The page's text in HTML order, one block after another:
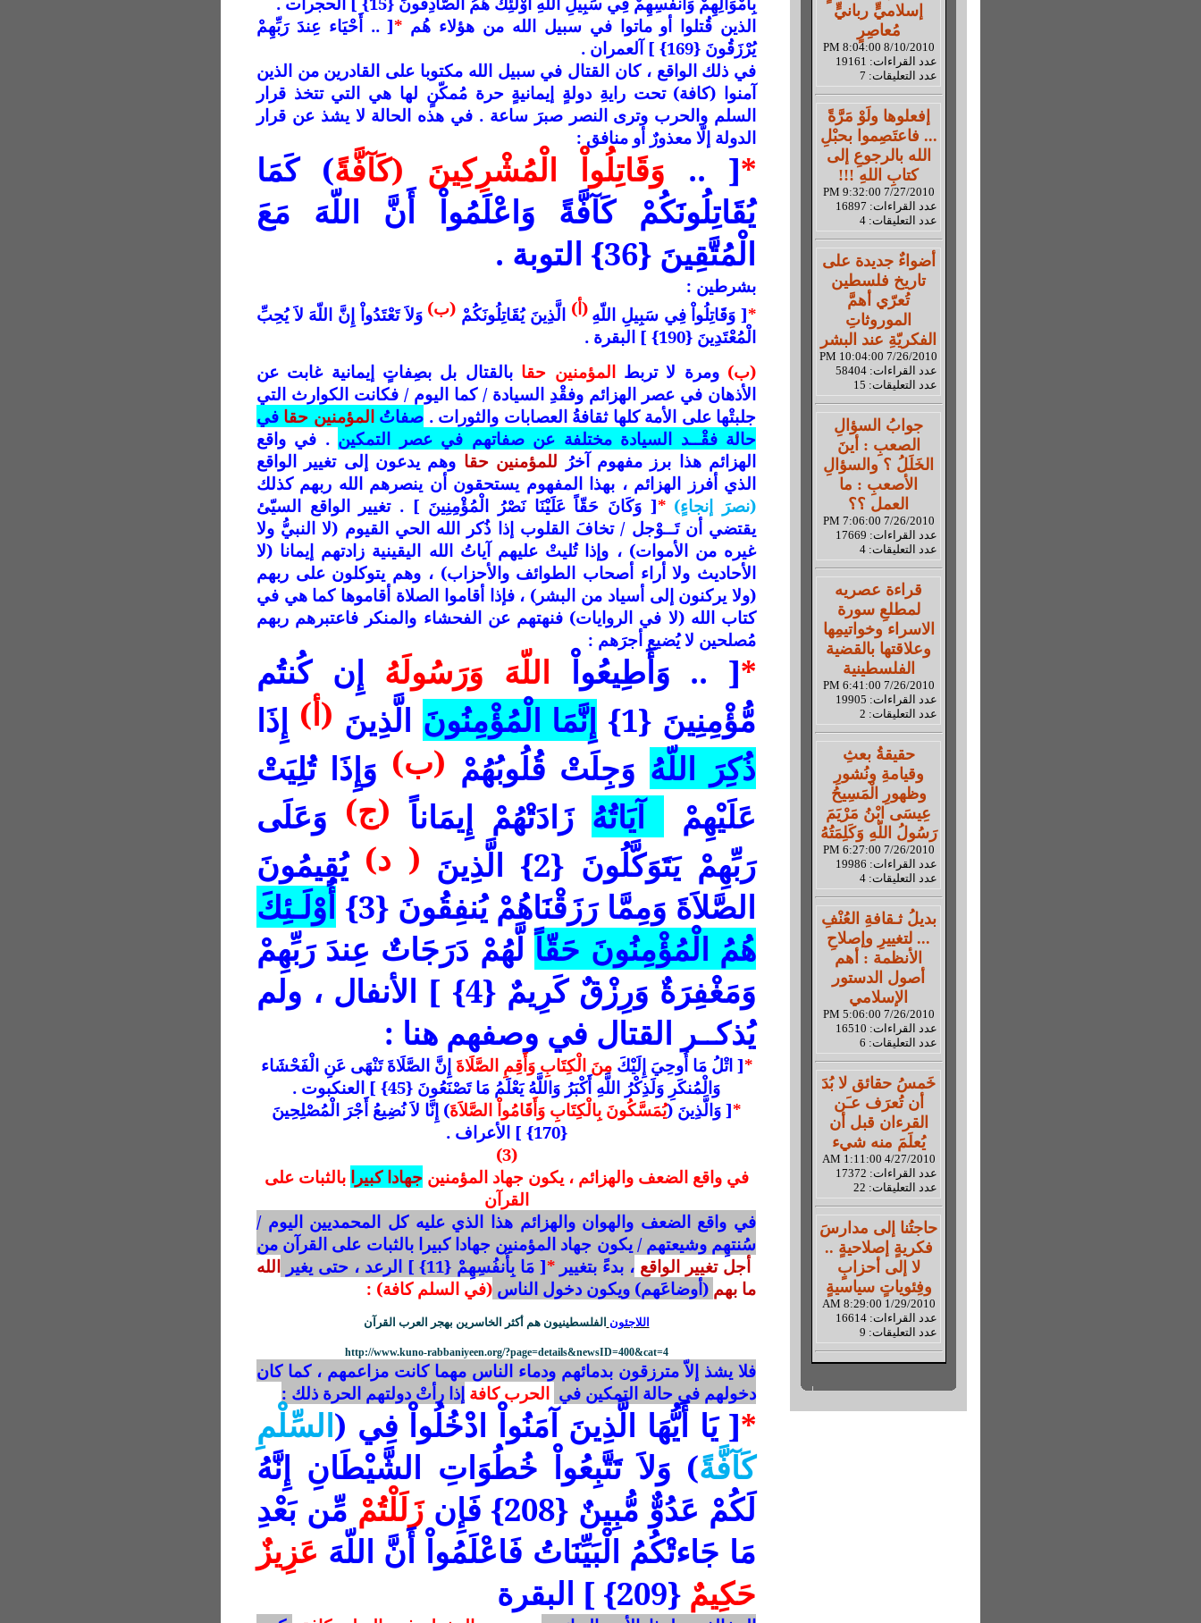
إسلاميٍّ ربانيٍّ
مُعاصِرٍ
8/10/2010 8:04:00 PM
عدد القراءات: 19161
عدد التعليقات: 7
إفعلوها ولَوْ مَرَّةً
... فاعتَصِموا بحبْلِ
الله بالرجوعِ إلى
كتابِ اللهِ !!!
7/27/2010 9:32:00 PM
عدد القراءات: 16897
عدد التعليقات: 4
أضواءٌ جديدة على
تاريخ فلسطين
تُعرّي أهمَّ
الموروثاتِ
الفكريّةِ عند البشر
7/26/2010 10:04:00 PM
عدد القراءات: 58404
عدد التعليقات: 15
جوابُ السؤالِ
الصعبِ : أينَ
الخَلَلُ ؟ والسؤالِ
الأصعبِ : ما
العمل ؟؟
7/26/2010 7:06:00 PM
عدد القراءات: 17669
عدد التعليقات: 4
قراءة عصريه
لمطلعِ سورة
الاسراء وخواتيمِها
وعلاقتها بالقضية
الفلسطينية
7/26/2010 6:41:00 PM
عدد القراءات: 19905
عدد التعليقات: 2
حقيقةُ بعثِ
وقيامةِ ونُشورِ
وظهورِ الْمَسِيحُ
عِيسَى ابْنُ مَرْيَمَ
رَسُولُ اللّهِ وَكَلِمَتُهُ
7/26/2010 6:27:00 PM
عدد القراءات: 19986
عدد التعليقات: 4
بديلُ ثـقافةِ العُنْفِ
... لتغييرِ وإصلاحِ
الأنظمة : أهم
أصول الدستور
الإسلامي
7/26/2010 5:06:00 PM
عدد القراءات: 16510
عدد التعليقات: 6
خَمسُ حقائق لا بُدَ
أن تُعرَف عـَن
القرءان قبل أن
يُعلَمَ منه شيء
4/27/2010 1:11:00 AM
عدد القراءات: 17372
عدد التعليقات: 22
حاجتُنا إلى مدارسَ
فكريةٍ إصلاحيةٍ ..
لا إلى أحزابٍ
وفِئوياتٍ سياسيةٍ
1/29/2010 8:29:00 AM
عدد القراءات: 16614
عدد التعليقات: 9
الذين قُتلوا أو ماتوا في سبيل الله من هؤلاء هُم *[ .. أَحْيَاء عِندَ رَبِّهِمْ
يُرْزَقُونَ {169} ] آلعمران .
في ذلك الواقع ، كان القتال في سبيل الله مكتوبا على القادرين من الذين
آمنوا (كافة) تحت رايةِ دولةٍ إيمانيةٍ حرة مُمكّنٍ لها هي التي تتخذ قرار
السلم والحرب وترى النصر صبرَ ساعة . في هذه الحالة لا يشذ عن قرار
الدولة إلّا معذورٌ أو منافق :
*
[ .. وَقَاتِلُواْ الْمُشْرِكِينَ (كَآفَّةً) كَمَا
يُقَاتِلُونَكُمْ كَآفَّةً وَاعْلَمُواْ أَنَّ اللّهَ مَعَ
الْمُتَّقِينَ {36} التوبة .
بشرطين :
*[ وَقَاتِلُواْ فِي سَبِيلِ اللّهِ (أ) الَّذِينَ يُقَاتِلُونَكُمْ (ب) وَلاَ تَعْتَدُواْ إِنَّ اللّهَ لاَ يُحِبِّ
الْمُعْتَدِينَ {190} ] البقرة .
(ب)ومرة لا تربطالمؤمنين حقا بالقتال بل بصِفاتٍ إيمانية غابت عن
الأذهان في عصر الهزائم وفقْدِ السيادة / كما اليوم / فكانت الكوارث التي
جلبتْها على الأمة كلها ثقافةُ العصابات والثورات . صفاتُالمؤمنين حقا في
حالة فقْــد السيادة مختلفة عن صفاتهم في عصر التمكين . في واقع
الهزائم هذا برز مفهوم آخرُ للمؤمنين حقا وهم يدعون إلى تغيير الواقع
الذي أفرز الهزائم ، بهذا المفهوم يستحقون أن ينصرهم الله ربهم كذلك
(نصرَ إنجاءٍ) *[ وَكَانَ حَقّاً عَلَيْنَا نَصْرُ الْمُؤْمِنِينَ ] . تغيير الواقع السيّئ
يقتضي أن تَــوْجل / تخافَ القلوب إذا ذُكر الله الحي القيوم (لا النبيُّ ولا
غيره من الأموات) ، وإذا تُليتْ عليهم آياتُ الله اليقينية زادتهم إيمانا (لا
الأحاديث ولا أراء أصحاب الطوائف والأحزاب) ، وهم يتوكلون على ربهم
(ولا يركنون إلى أسياد من البشر) ، فإذا أقاموا الصلاة أقاموها كما هي في
كتاب الله (لا في الروايات) فنهتهم عن الفحشاء والمنكر فاعتبرهم ربهم
مُصلحين لا يُضيع أجرَهم :
*[ .. وَأَطِيعُواْ اللّهَ وَرَسُولَهُ إِن كُنتُم
مُّؤْمِنِينَ {1}
إِنَّمَا الْمُؤْمِنُونَ الَّذِينَ (أ) إِذَا
ذُكِرَ اللّهُ وَجِلَتْ قُلُوبُهُمْ (ب) وَإِذَا تُلِيَتْ
عَلَيْهِمْ
آيَاتُهُ زَادَتْهُمْ إِيمَاناً (ج) وَعَلَى
رَبِّهِمْ يَتَوَكَّلُونَ {2} الَّذِينَ
( د) يُقِيمُونَ
الصَّلاَةَ وَمِمَّا رَزَقْنَاهُمْ يُنفِقُونَ {3}
أُوْلَـئِكَ
هُمُ الْمُؤْمِنُونَ حَقّاًلَّهُمْ دَرَجَاتٌ عِندَ رَبِّهِمْ
وَمَغْفِرَةٌ وَرِزْقٌ كَرِيمٌ {4} ] الأنفال ، ولم
يُذكــر القتال في وصفهم هنا :
*[ اتْلُ مَا أُوحِيَ إِلَيْكَمِنَ الْكِتَابِ وَأَقِمِ الصَّلَاةَ إِنَّ الصَّلَاةَ تَنْهَى عَنِ الْفَحْشَاء
وَالْمُنكَرِ وَلَذِكْرُ اللَّهِ أَكْبَرُ وَاللَّهُ يَعْلَمُ مَا تَصْنَعُونَ {45} ] العنكبوت .
*[ وَالَّذِينَ (يُمَسَّكُونَ بِالْكِتَابِ وَأَقَامُواْ الصَّلاَةَ) إِنَّا لاَ نُضِيعُ أَجْرَ الْمُصْلِحِينَ
{170} ] الأعراف .
(3)
في واقع الضعف والهزائم ، يكون جهاد المؤمنينجهادا كبيرا بالثبات على
القرآن
في واقع الضعف والهوان والهزائم هذا الذي عليه كل المحمديين اليوم /
سُنتهِم وشيعتهم / يكون جهاد المؤمنين جهادا كبيرا بالثبات على القرآن من
أجل تغيير الواقع ، بدءً بتغيير*[ مَا بِأَنفُسِهِمْ {11} ] الرعد ، حتى يغير
الله
ما بهم (أوضاعَهم) ويكون دخول الناس (في السلم كافة) :
اللاجئون الفلسطينيون هم أكثر الخاسرين بهجر العرب القرآن
http://www.kuno-rabbaniyeen.org/?page=details&newsID=400&cat=4
فلا يشذ إلاّ مترزقون بدمائهم ودماء الناس مهما كانت مزاعمهم ، كما كان
دخولهم في حالة التمكين في الحرب كافة إذا رأتْ دولتهم الحرة ذلك :
*[ يَا أَيُّهَا الَّذِينَ آمَنُواْ ادْخُلُواْ فِي (السِّلْمِ
كَآفَّةً) وَلاَ تَتَّبِعُواْ خُطُوَاتِ الشَّيْطَانِ إِنَّهُ
لَكُمْ عَدُوٌّ مُّبِينٌ {208} فَإِن
زَلَلْتُمْ مِّن بَعْدِ
مَا جَاءتْكُمُ الْبَيِّنَاتُ فَاعْلَمُواْ أَنَّ اللّهَ عَزِيزٌ
حَكِيمٌ {209} ] البقرة